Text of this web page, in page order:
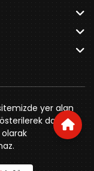
Apt. Kat:3 D:7
yer alan
dahi
olarak